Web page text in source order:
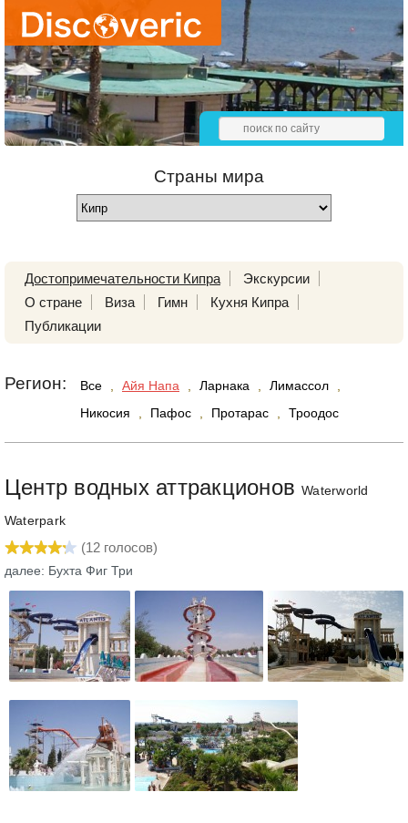
Страны мира
Достопримечательности Кипра
Экскурсии
О стране
Виза Гимн
Кухня Кипра
Публикации
Регион: Все Айя Напа Ларнака Лимассол
Никосия
Пафос Протарас Троодос
Центр водных аттракционовWaterworld
Waterpark
(12 голосов)
далее: Бухта Фиг Три